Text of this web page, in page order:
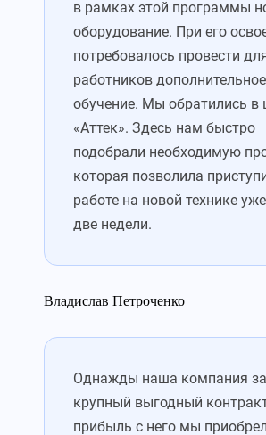
в рамках этой программы
оборудование. При его
потребовалось провести
работников дополнительное
обучение. Мы обратились в
«Аттек». Здесь нам быстро
подобрали необходимую
которая позволила
работе на новой технике
две недели.
Владислав Петроченко
Однажды наша компания
крупный выгодный
прибыль с него мы